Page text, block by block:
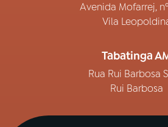
Avenida Mofarrej,
Vila
Tabatinga
Rua Rui Barbosa
Rui Barbosa